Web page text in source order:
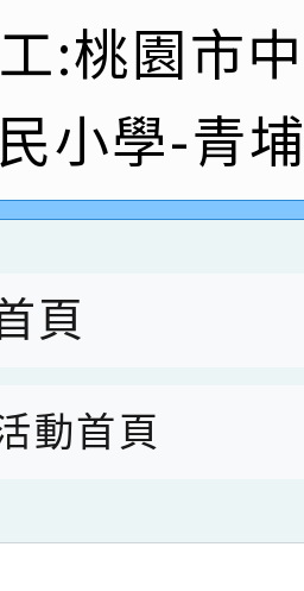
名。
教師榮獲社
阿巴斯O蜜、
老師王老師、
競賽國小朗
林老師
參加桃園市中
教師榮獲教
-第二名
科學小創客佳
:桃園市
小學-青
頁
動首頁